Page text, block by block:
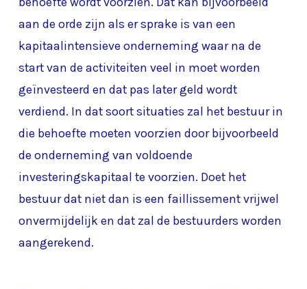
aan de orde zijn als er sprake is van een
kapitaalintensieve onderneming waar na de
start van de activiteiten veel in moet worden
geïnvesteerd en dat pas later geld wordt
verdiend. In dat soort situaties zal het bestuur in
die behoefte moeten voorzien door bijvoorbeeld
de onderneming van voldoende
investeringskapitaal te voorzien. Doet het
bestuur dat niet dan is een faillissement vrijwel
onvermijdelijk en dat zal de bestuurders worden
aangerekend.